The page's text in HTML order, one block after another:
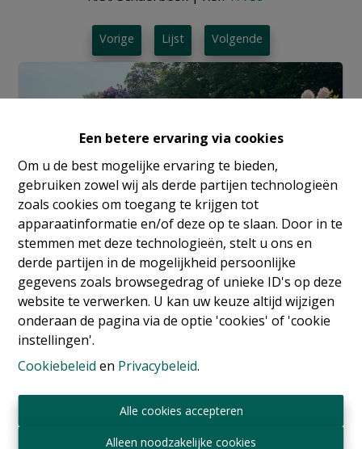
Een betere ervaring via cookies
Om u de best mogelijke ervaring te bieden,
gebruiken zowel wij als derde partijen technologieën
zoals cookies om toegang te krijgen tot
apparaatinformatie en/of deze op te slaan. Door in te
stemmen met deze technologieën, stelt u ons en
derde partijen in de mogelijkheid persoonlijke
gegevens zoals browsegedrag of unieke ID's op deze
website te verwerken. U kan uw keuze altijd wijzigen
onderaan de pagina via de optie 'cookies' of 'cookie
instellingen'.
Cookiebeleid en Privacybeleid.
Alle cookies accepteren
Alleen noodzakelijke cookies
Vorige Lijst Volgende
Info aanvragen